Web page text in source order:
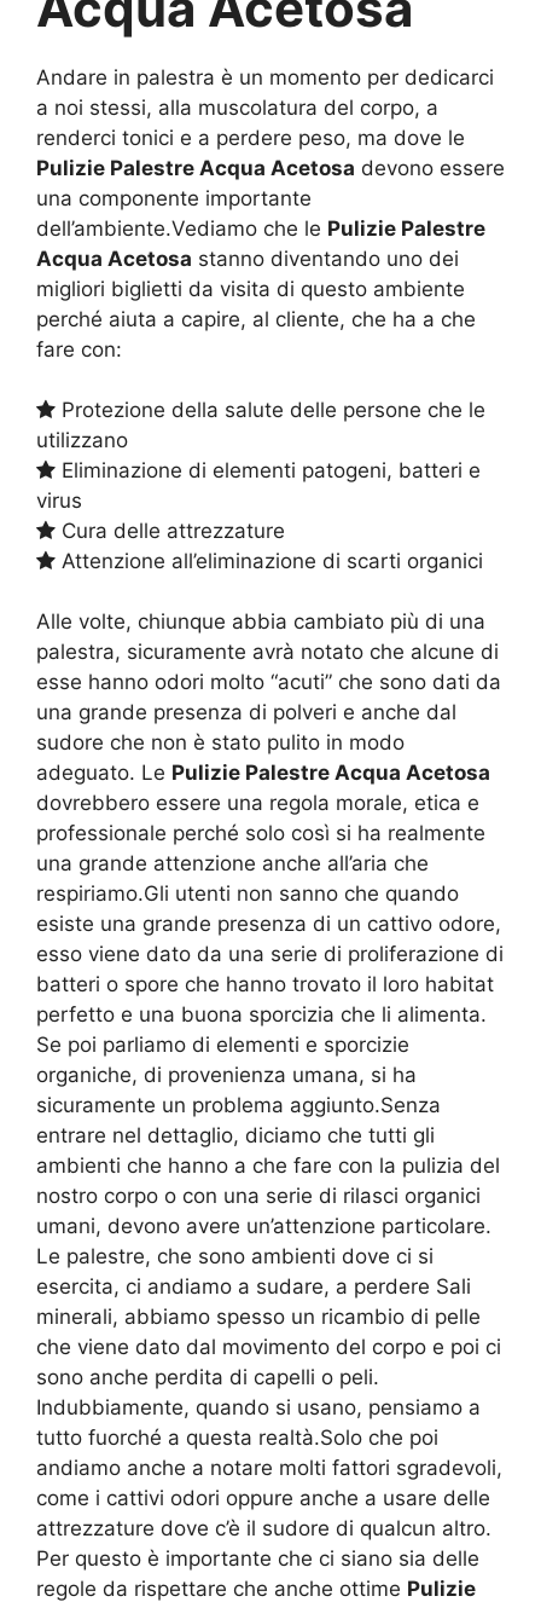
Andare in palestra è un momento per dedicarci
a noi stessi, alla muscolatura del corpo, a
renderci tonici e a perdere peso, ma dove le
Pulizie Palestre Acqua Acetosa devono essere
una componente importante
dell’ambiente.Vediamo che le Pulizie Palestre
Acqua Acetosa stanno diventando uno dei
migliori biglietti da visita di questo ambiente
perché aiuta a capire, al cliente, che ha a che
fare con:
Protezione della salute delle persone che le
utilizzano
Eliminazione di elementi patogeni, batteri e
virus
Cura delle attrezzature
Attenzione all’eliminazione di scarti organici
Alle volte, chiunque abbia cambiato più di una
palestra, sicuramente avrà notato che alcune di
esse hanno odori molto “acuti” che sono dati da
una grande presenza di polveri e anche dal
sudore che non è stato pulito in modo
adeguato. Le Pulizie Palestre Acqua Acetosa
dovrebbero essere una regola morale, etica e
professionale perché solo così si ha realmente
una grande attenzione anche all’aria che
respiriamo.Gli utenti non sanno che quando
esiste una grande presenza di un cattivo odore,
esso viene dato da una serie di proliferazione di
batteri o spore che hanno trovato il loro habitat
perfetto e una buona sporcizia che li alimenta.
Se poi parliamo di elementi e sporcizie
organiche, di provenienza umana, si ha
sicuramente un problema aggiunto.Senza
entrare nel dettaglio, diciamo che tutti gli
ambienti che hanno a che fare con la pulizia del
nostro corpo o con una serie di rilasci organici
umani, devono avere un’attenzione particolare.
Le palestre, che sono ambienti dove ci si
esercita, ci andiamo a sudare, a perdere Sali
minerali, abbiamo spesso un ricambio di pelle
che viene dato dal movimento del corpo e poi ci
sono anche perdita di capelli o peli.
Indubbiamente, quando si usano, pensiamo a
tutto fuorché a questa realtà.Solo che poi
andiamo anche a notare molti fattori sgradevoli,
come i cattivi odori oppure anche a usare delle
attrezzature dove c’è il sudore di qualcun altro.
Per questo è importante che ci siano sia delle
regole da rispettare che anche ottime Pulizie